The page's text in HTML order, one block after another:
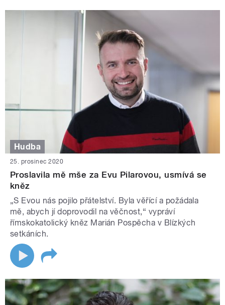
Hudba
25. prosinec 2020
Proslavila mě mše za Evu Pilarovou, usmívá se
kněz
„S Evou nás pojilo přátelství. Byla věřící a požádala
mě, abych jí doprovodil na věčnost,“ vypráví
římskokatolický kněz Marián Pospěcha v Blízkých
setkáních.